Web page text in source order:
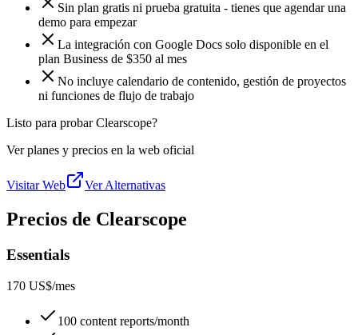
Sin plan gratis ni prueba gratuita - tienes que agendar una
demo para empezar
La integración con Google Docs solo disponible en el
plan Business de $350 al mes
No incluye calendario de contenido, gestión de proyectos
ni funciones de flujo de trabajo
Listo para probar Clearscope?
Ver planes y precios en la web oficial
Visitar Web Ver Alternativas
Precios de Clearscope
Essentials
170 US$/mes
100 content reports/month